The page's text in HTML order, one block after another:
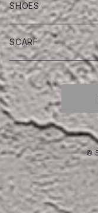
SHOES
SCARF
©